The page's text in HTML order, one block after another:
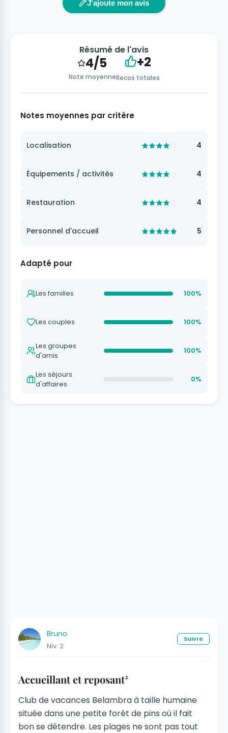
J'ajoute mon avis
Résumé de l'avis
4/5
Note moyenne
+2
Recos totales
Notes moyennes par critère
Localisation 4
Équipements / activités 4
Restauration 4
Personnel d'accueil 5
Adapté pour
Les familles 100%
Les couples 100%
Les groupes
d'amis
100%
Les séjours
d'affaires
0%
Bruno
Niv. 2
Suivre
Accueillant et reposant²
Club de vacances Belambra à taille humaine
située dans une petite forêt de pins où il fait
bon se détendre. Les plages ne sont pas tout